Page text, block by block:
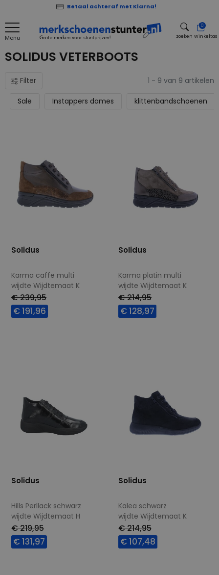
Betaal achteraf met Klarna!
Menu zoeken
0
Winkeltas
SOLIDUS VETERBOOTS
Filter 1 - 9 van 9 artikelen
Sale Instappers dames klittenbandschoenen
Solidus
Karma caffe multi
wijdte Wijdtemaat K
€ 239,95
€ 191,96
Solidus
Karma platin multi
wijdte Wijdtemaat K
€ 214,95
€ 128,97
Solidus
Hills Perllack schwarz
wijdte Wijdtemaat H
€ 219,95
€ 131,97
Solidus
Kalea schwarz
wijdte Wijdtemaat K
€ 214,95
€ 107,48